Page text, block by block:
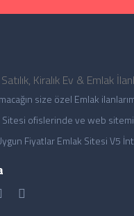
size özel Emlak
ofislerinde ve web
Fiyatlar Emlak Sitesi V5